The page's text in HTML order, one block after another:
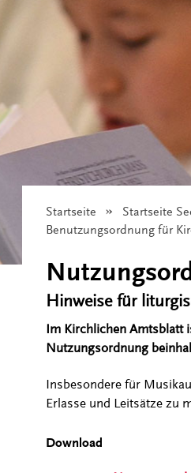
Startseite Startseite
Angezeigt:
Benutzungsordnung für
Hinweise für
Im Kirchlichen Amtsblatt
Nutzungsordnung
Insbesondere für
Erlasse und Leitsätze zu
Download